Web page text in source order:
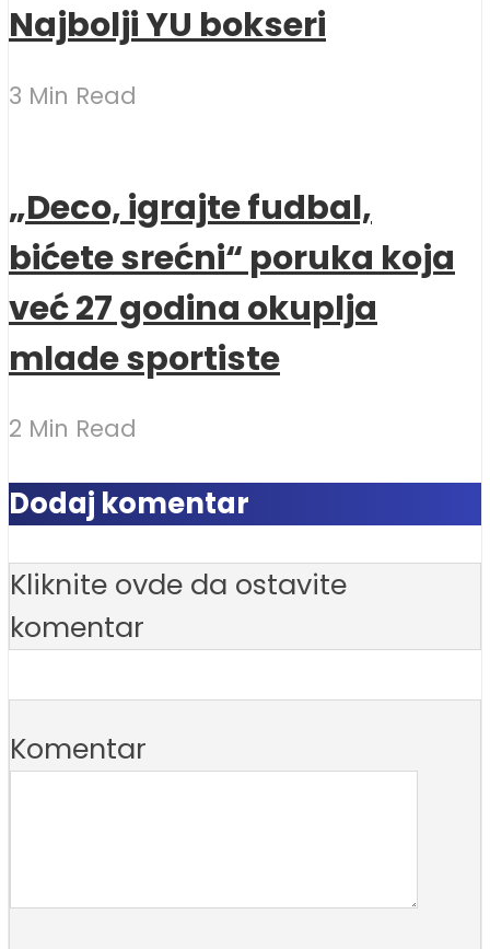
Najbolji YU bokseri
3 Min Read
„Deco, igrajte fudbal,
bićete srećni“ poruka koja
već 27 godina okuplja
mlade sportiste
2 Min Read
Dodaj komentar
Kliknite ovde da ostavite
komentar
Komentar